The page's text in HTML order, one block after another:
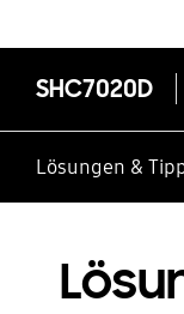
SHC7020D
Lösungen &